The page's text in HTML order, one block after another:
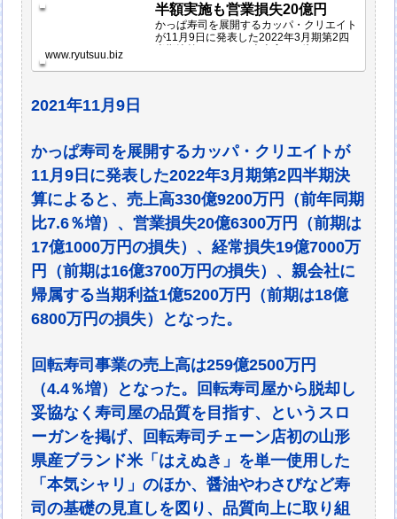
半額実施も営業損失20億円
かっぱ寿司を展開するカッパ・クリエイト
が11月9日に発表した2022年3月期第2四
半期決算によると、売上高330億9200万
6300万円（前期は17億1000
www.ryutsuu.biz
2021年11月9日
かっぱ寿司を展開するカッパ・クリエイトが
11月9日に発表した2022年3月期第2四半期決
算によると、売上高330億9200万円（前年同期
比7.6％増）、営業損失20億6300万円（前期は
17億1000万円の損失）、経常損失19億7000万
円（前期は16億3700万円の損失）、親会社に
帰属する当期利益1億5200万円（前期は18億
6800万円の損失）となった。
回転寿司事業の売上高は259億2500万円
（4.4％増）となった。回転寿司屋から脱却し
妥協なく寿司屋の品質を目指す、というスロ
ーガンを掲げ、回転寿司チェーン店初の山形
県産ブランド米「はえぬき」を単一使用した
「本気シャリ」のほか、醤油やわさびなど寿
司の基礎の見直しを図り、品質向上に取り組